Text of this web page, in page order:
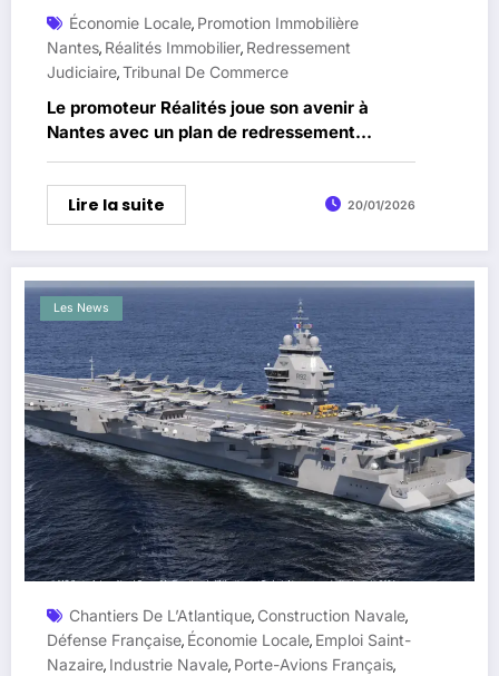
Économie Locale, Promotion Immobilière
Nantes, Réalités Immobilier, Redressement
Judiciaire,Tribunal De Commerce
Le promoteur Réalités joue son avenir à
Nantes avec un plan de redressement
soumis aux actionnaires
Lire la suite 20/01/2026
Les News
Chantiers De L’Atlantique, Construction Navale,
Défense Française, Économie Locale, Emploi Saint-
Nazaire, Industrie Navale, Porte-Avions Français,